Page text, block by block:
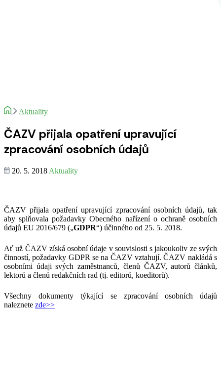
Aktuality
ČAZV přijala opatření upravující
zpracování osobních údajů
20. 5. 2018 Aktuality
ČAZV přijala opatření upravující zpracování osobních údajů, tak
aby splňovala požadavky Obecného nařízení o ochraně osobních
údajů EU 2016/679 („GDPR“) účinného od 25. 5. 2018.
Ať už ČAZV získá osobní údaje v souvislosti s jakoukoliv ze svých
činností, požadavky GDPR se na ČAZV vztahují. ČAZV nakládá s
osobními údaji svých zaměstnanců, členů ČAZV, autorů článků,
lektorů a členů redakčních rad (tj. editorů, koeditorů).
Všechny dokumenty týkající se zpracování osobních údajů
naleznete zde>>